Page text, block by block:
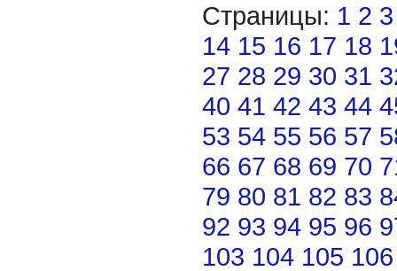
Страницы: 1 2 3
14 15 16 17 18
27 28 29 30 31
40 41 42 43 44
53 54 55 56 57
66 67 68 69 70
79 80 81 82 83
92 93 94 95 96
103 104 105 106